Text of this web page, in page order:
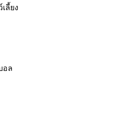
ลี้ยง
อล